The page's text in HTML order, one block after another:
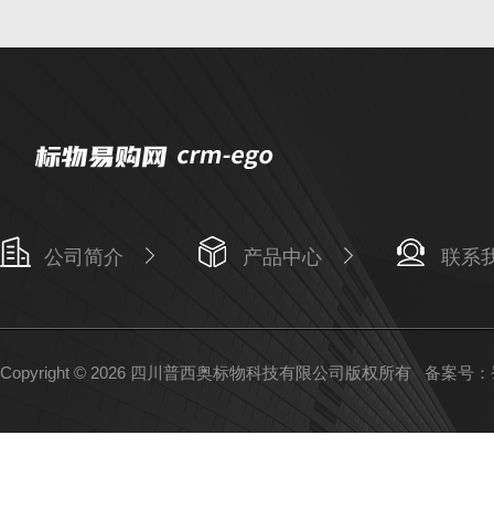
公司简介 产品中心 联系
Copyright © 2026 四川普西奥标物科技有限公司版权所有 备案号：